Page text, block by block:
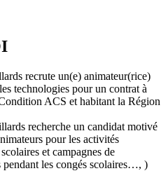
recrute un(e) animateur(rice)
technologies pour un contrat à
ACS et habitant la Région
recherche un candidat motivé
pour les activités
et campagnes de
les congés scolaires…, )